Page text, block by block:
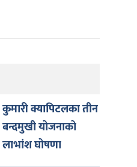
कुमारी क्यापिटलका तीन
बन्दमुखी योजनाको
लाभांश घोषणा